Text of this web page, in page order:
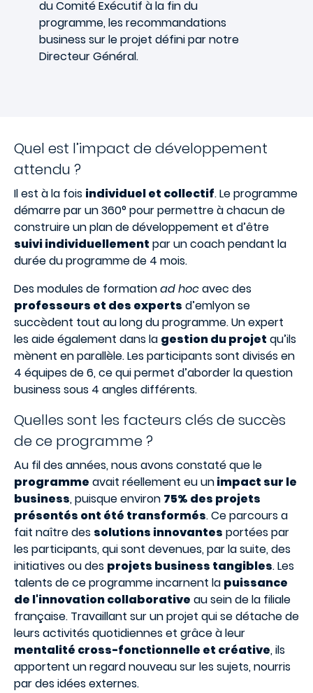
du Comité Exécutif à la fin du
programme, les recommandations
business sur le projet défini par notre
Directeur Général.
Quel est l’impact de développement
attendu ?
Il est à la fois individuel et collectif. Le programme
démarre par un 360° pour permettre à chacun de
construire un plan de développement et d’être
suivi individuellement par un coach pendant la
durée du programme de 4 mois.
Des modules de formationad hocavec des
professeurs et des experts d’emlyon se
succèdent tout au long du programme. Un expert
les aide également dans la gestion du projet qu’ils
mènent en parallèle. Les participants sont divisés en
4 équipes de 6, ce qui permet d’aborder la question
business sous 4 angles différents.
Quelles sont les facteurs clés de succès
de ce programme ?
Au fil des années, nous avons constaté que le
programme avait réellement eu unimpact sur le
business, puisque environ 75% des projets
présentés ont été transformés. Ce parcours a
fait naître des solutions innovantes portées par
les participants, qui sont devenues, par la suite, des
initiatives ou des projets business tangibles. Les
talents de ce programme incarnent la puissance
de l'innovation collaborative au sein de la filiale
française. Travaillant sur un projet qui se détache de
leurs activités quotidiennes et grâce à leur
mentalité cross-fonctionnelle et créative, ils
apportent un regard nouveau sur les sujets, nourris
par des idées externes.